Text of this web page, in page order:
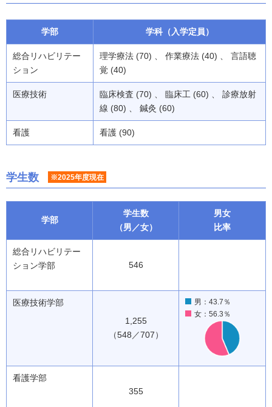
学部 学科（入学定員）
総合リハビリテー
ション
理学療法 (70) 、 作業療法 (40) 、 言語聴
覚 (40)
医療技術
臨床検査 (70) 、 臨床工 (60) 、 診療放射
線 (80) 、 鍼灸 (60)
看護 看護 (90)
学生数 ※2025年度現在
学部
学生数
（男／女）
男女
比率
総合リハビリテー
ション学部
546
医療技術学部
1,255
（548／707）
男：43.7％
女：56.3％
看護学部
355